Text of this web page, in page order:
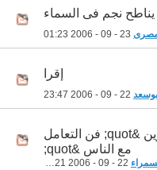
نجم فى السماء
01:23
إقرا
أبوسعد 23:47
كيف تكسب قلوب الآخرين &quot; فن التعامل
مع الناس &quot;
20:21